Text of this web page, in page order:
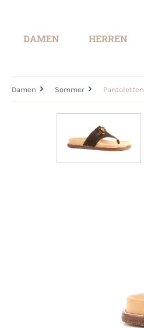
DAMEN HERREN
Damen Sommer Pantoletten